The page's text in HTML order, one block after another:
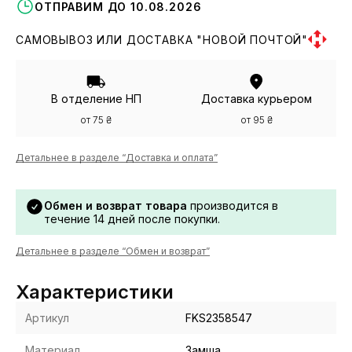
ОТПРАВИМ ДО 10.08.2026
САМОВЫВОЗ ИЛИ ДОСТАВКА "НОВОЙ ПОЧТОЙ"
В отделение НП
от 75 ₴
Доставка курьером
от 95 ₴
Детальнее в разделе “Доставка и оплата”
Обмен и возврат товара производится в
течение 14 дней после покупки.
Детальнее в разделе “Обмен и возврат”
Характеристики
Артикул FKS2358547